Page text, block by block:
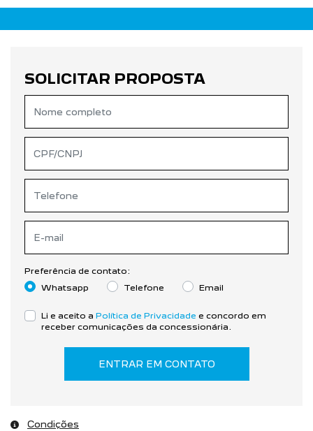
SOLICITAR PROPOSTA
Preferência de contato:
Whatsapp
Telefone Email
Li e aceito a Política de Privacidade e concordo em
receber comunicações da concessionária.
ENTRAR EM CONTATO
Condições